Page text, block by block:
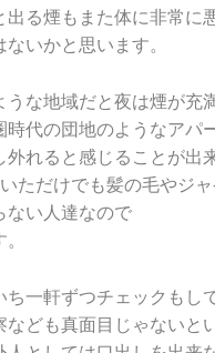
る煙もまた体に非常に
いかと思います。
な地域だと夜は煙が充
時代の団地のようなアパ
れると感じることが出
ただけでも髪の毛やジ
ない人達なので
一軒ずつチェックもし
ども真面目じゃないと